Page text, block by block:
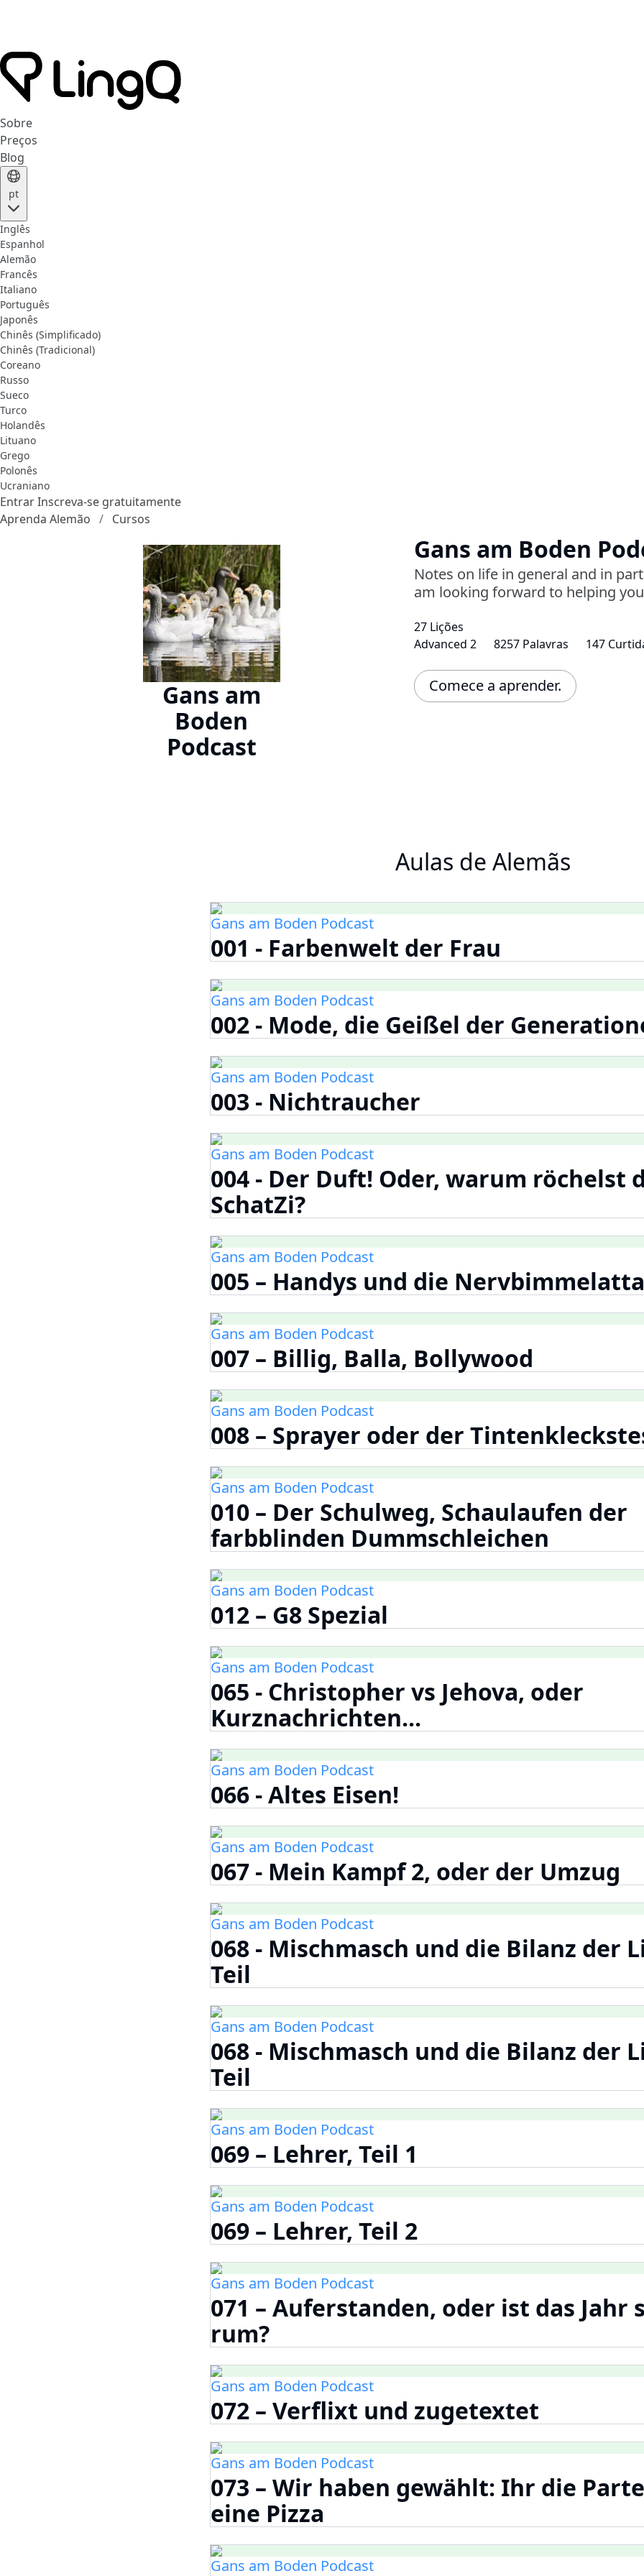
Sobre
Preços
Blog
pt
Inglês
Espanhol
Alemão
Francês
Italiano
Português
Japonês
Chinês (Simplificado)
Chinês (Tradicional)
Coreano
Russo
Sueco
Turco
Holandês
Lituano
Grego
Polonês
Ucraniano
EntrarInscreva-se gratuitamente
Aprenda Alemão
Cursos
Gans am
Boden
Podcast
Gans am Boden
Notes on life in general and in
am looking forward to helping
27 Lições
Advanced 2
8257 Palavras 147
Comece a aprender.
Aulas de Alemãs
Gans am Boden Podcast
001 - Farbenwelt der Frau
Gans am Boden Podcast
002 - Mode, die Geißel der
Gans am Boden Podcast
003 - Nichtraucher
Gans am Boden Podcast
004 - Der Duft! Oder, warum röchelst
SchatZi?
Gans am Boden Podcast
005 – Handys und die
Gans am Boden Podcast
007 – Billig, Balla, Bollywood
Gans am Boden Podcast
008 – Sprayer oder der
Gans am Boden Podcast
010 – Der Schulweg, Schaulaufen der
farbblinden Dummschleichen
Gans am Boden Podcast
012 – G8 Spezial
Gans am Boden Podcast
065 - Christopher vs Jehova, oder
Kurznachrichten...
Gans am Boden Podcast
066 - Altes Eisen!
Gans am Boden Podcast
067 - Mein Kampf 2, oder der Umzug
Gans am Boden Podcast
068 - Mischmasch und die Bilanz der
Teil
Gans am Boden Podcast
068 - Mischmasch und die Bilanz der
Teil
Gans am Boden Podcast
069 – Lehrer, Teil 1
Gans am Boden Podcast
069 – Lehrer, Teil 2
Gans am Boden Podcast
071 – Auferstanden, oder ist das Jahr
rum?
Gans am Boden Podcast
072 – Verflixt und zugetextet
Gans am Boden Podcast
073 – Wir haben gewählt: Ihr die
eine Pizza
Gans am Boden Podcast